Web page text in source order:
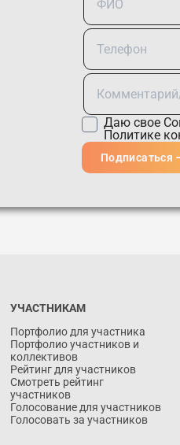
Даю свое
Политике
Подписаться
УЧАСТНИКАМ
Портфолио для участника
Портфолио участников и
коллективов
Рейтинг для участников
Смотреть рейтинг
участников
Голосование для участников
Голосовать за участников